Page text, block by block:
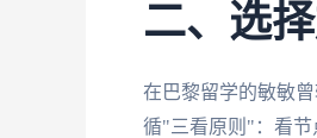
二、选
在巴黎留学的敏敏
循"三看原则"：看节